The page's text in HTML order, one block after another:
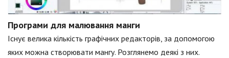
Програми для малювання манги
Існує велика кількість графічних редакторів, за допомогою
яких можна створювати мангу. Розглянемо деякі з них.